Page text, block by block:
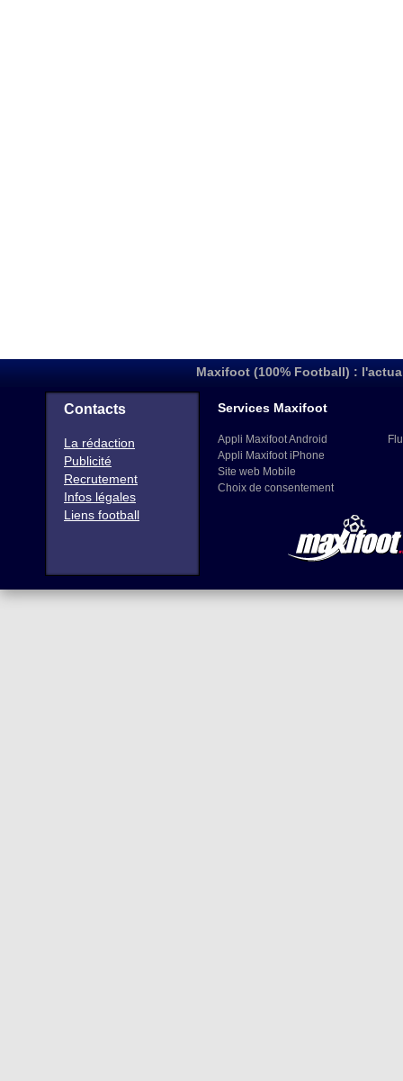
Maxifoot (100% Football) :
Contacts
La rédaction
Publicité
Recrutement
Infos légales
Liens football
Services Maxifoot
Appli Maxifoot Android
Appli Maxifoot iPhone
Site web Mobile
Choix de consentement